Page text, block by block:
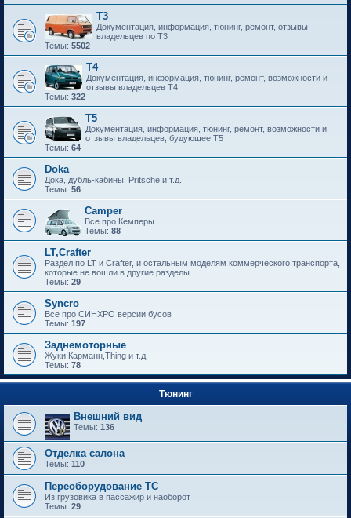
T3
Документация, информация, тюнинг, ремонт, отзывы
владельцев по T3
Темы: 5502
T4
Документация, информация, тюнинг, ремонт, возможности и
отзывы владельцев T4
Темы: 322
T5
Документация, информация, тюнинг, ремонт, возможности и
отзывы владельцев, будующее T5
Темы: 64
Doka
Дока, дубль-кабины, Pritsche и т.д.
Темы: 56
Camper
Все про Кемперы
Темы: 88
LT,Crafter
Раздел по LT и Crafter, и остальным моделям коммерческого транспорта,
которые не вошли в другие разделы
Темы: 29
Syncro
Все про СИНХРО версии бусов
Темы: 197
Заднемоторные
Жуки,Карманн,Thing и т.д.
Темы: 78
Тюнинг
Внешний вид
Темы: 136
Отделка салона
Темы: 110
Переоборудование ТС
Из грузовика в пассажир и наоборот
Темы: 29